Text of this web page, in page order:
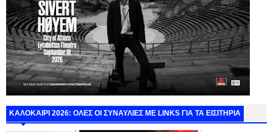
ΚΑΛΟΚΑΙΡΙ 2026: ΟΛΕΣ ΟΙ ΣΥΝΑΥΛΙΕΣ ΜΕ LINKS ΓΙΑ ΤΑ ΕΙΣΙΤΗΡΙΑ